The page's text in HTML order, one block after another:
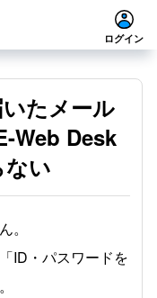
ログイン
たメール
Web Desk
い
。
ID・パスワードを